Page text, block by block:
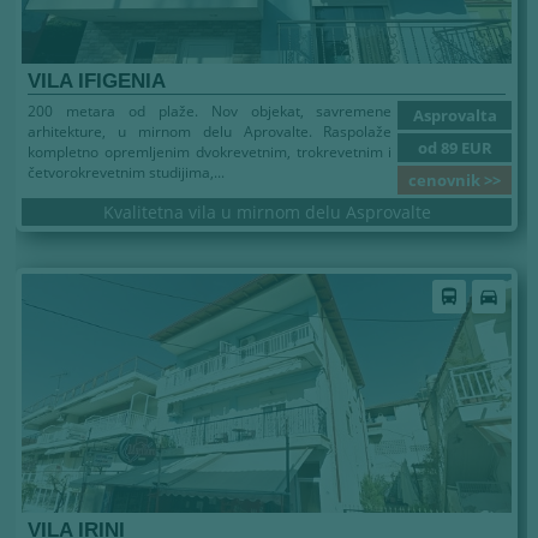
VILA IFIGENIA
Asprovalta
od 89 EUR
cenovnik >>
200 metara od plaže. Nov objekat, savremene
arhitekture, u mirnom delu Aprovalte. Raspolaže
kompletno opremljenim dvokrevetnim, trokrevetnim i
četvorokrevetnim studijima,...
Kvalitetna vila u mirnom delu Asprovalte
directions_bus directions_car
VILA IRINI